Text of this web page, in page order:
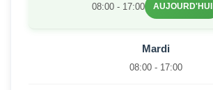
08:00 - 17:00 AUJOURD'HUI
Mardi
08:00 - 17:00